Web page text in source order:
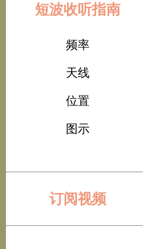
短波收听指南
频率
天线
位置
图示
订阅视频